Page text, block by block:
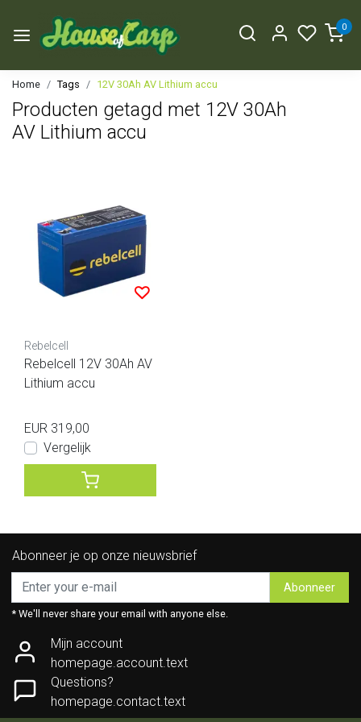
0
Home Tags 12V 30Ah AV Lithium accu
Producten getagd met 12V 30Ah
AV Lithium accu
Rebelcell
Rebelcell 12V 30Ah AV
Lithium accu
EUR 319,00
Vergelijk
Abonneer je op onze nieuwsbrief
Abonneer
* We'll never share your email with anyone else.
Mijn account
homepage.account.text
Questions?
homepage.contact.text